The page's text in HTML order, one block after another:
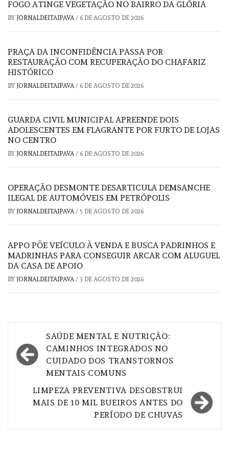
FOGO ATINGE VEGETAÇÃO NO BAIRRO DA GLÓRIA
BY JORNALDEITAIPAVA/ 6 DE AGOSTO DE 2026
PRAÇA DA INCONFIDÊNCIA PASSA POR
RESTAURAÇÃO COM RECUPERAÇÃO DO CHAFARIZ
HISTÓRICO
BY JORNALDEITAIPAVA/ 6 DE AGOSTO DE 2026
GUARDA CIVIL MUNICIPAL APREENDE DOIS
ADOLESCENTES EM FLAGRANTE POR FURTO DE LOJAS
NO CENTRO
BY JORNALDEITAIPAVA/ 6 DE AGOSTO DE 2026
OPERAÇÃO DESMONTE DESARTICULA DEMSANCHE
ILEGAL DE AUTOMÓVEIS EM PETRÓPOLIS
BY JORNALDEITAIPAVA/ 5 DE AGOSTO DE 2026
APPO PÕE VEÍCULO À VENDA E BUSCA PADRINHOS E
MADRINHAS PARA CONSEGUIR ARCAR COM ALUGUEL
DA CASA DE APOIO
BY JORNALDEITAIPAVA/ 3 DE AGOSTO DE 2026
Navegação
de
Post
SAÚDE MENTAL E NUTRIÇÃO:
CAMINHOS INTEGRADOS NO
CUIDADO DOS TRANSTORNOS
MENTAIS COMUNS
LIMPEZA PREVENTIVA DESOBSTRUI
MAIS DE 10 MIL BUEIROS ANTES DO
PERÍODO DE CHUVAS